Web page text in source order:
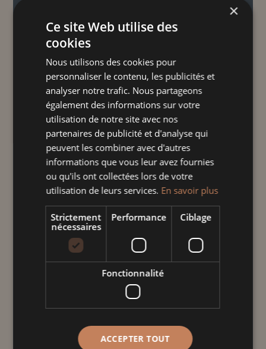
16,00€TTC
Quand la Kelsch s'invite sur la poterie
Découvrez notre tasse jumbo en
céramique faite à la main, idéale pour
savourer vos boissons préférées en grande
quantité tout en ajoutant une touche
d'artisanat unique à votre quotidien.
quantité
de
jumbo
blanc
cœur
Alsace
Ajouter au panier
Informations
complémentaires
Poids
×
Ce site Web utilise des
cookies
Nous utilisons des cookies pour
personnaliser le contenu, les publicités et
analyser notre trafic. Nous partageons
également des informations sur votre
utilisation de notre site avec nos
partenaires de publicité et d'analyse qui
peuvent les combiner avec d'autres
informations que vous leur avez fournies
ou qu'ils ont collectées lors de votre
utilisation de leurs services. En savoir plus
Strictement
nécessaires
Performance Ciblage
Fonctionnalité
ACCEPTER TOUT